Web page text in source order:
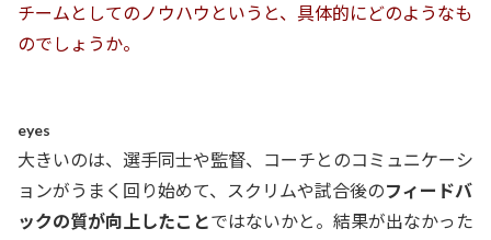
チームとしてのノウハウというと、具体的にどのようなも
のでしょうか。
eyes
大きいのは、選手同士や監督、コーチとのコミュニケーシ
ョンがうまく回り始めて、スクリムや試合後のフィードバ
ックの質が向上したことではないかと。結果が出なかった